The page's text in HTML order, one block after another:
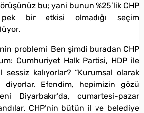
bu; yani bunun %25’lik CHP
bir etkisi olmadığı seçim
problemi. Ben şimdi buradan CHP
Cumhuriyet Halk Partisi, HDP ile
sessiz kalıyorlar? “Kurumsal olarak
diyorlar. Efendim, hepimizin gözü
Diyarbakır’da, cumartesi-pazar
CHP’nin bütün il ve belediye